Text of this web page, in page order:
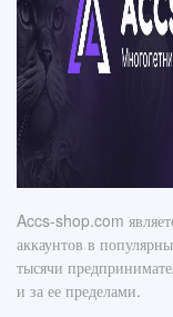
Accs-shop.com
аккаунтов в
тысячи
и за ее пределами.